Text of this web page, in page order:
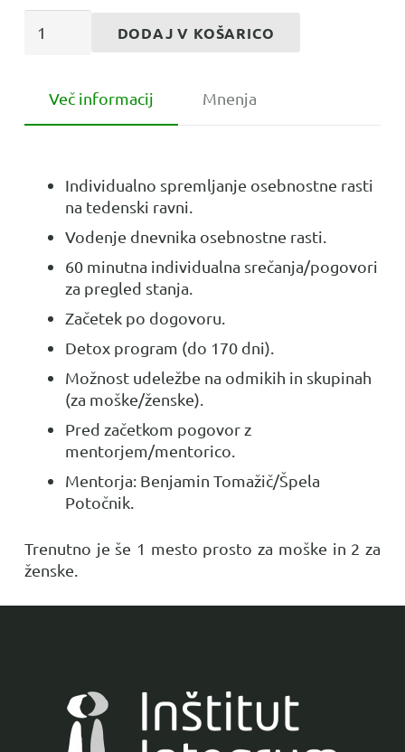
mentoriranjeDODAJ V KOŠARICO
Več informacij Mnenja
Individualno spremljanje osebnostne rasti
na tedenski ravni.
Vodenje dnevnika osebnostne rasti.
60 minutna individualna srečanja/pogovori
za pregled stanja.
Začetek po dogovoru.
Detox program (do 170 dni).
Možnost udeležbe na odmikih in skupinah
(za moške/ženske).
Pred začetkom pogovor z
mentorjem/mentorico.
Mentorja: Benjamin Tomažič/Špela
Potočnik.
Trenutno je še 1 mesto prosto za moške in 2 za
ženske.